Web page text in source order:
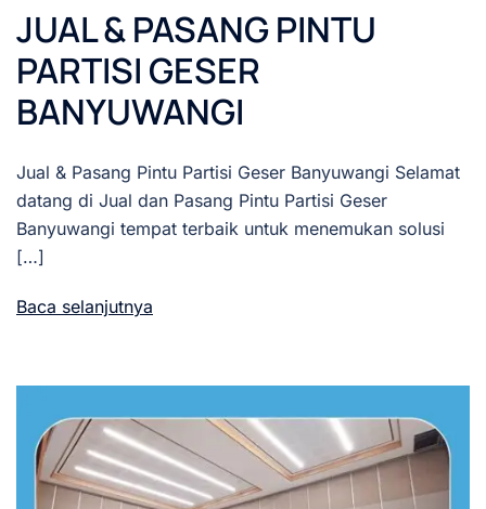
JUAL & PASANG PINTU
PARTISI GESER
BANYUWANGI
Jual & Pasang Pintu Partisi Geser Banyuwangi Selamat
datang di Jual dan Pasang Pintu Partisi Geser
Banyuwangi tempat terbaik untuk menemukan solusi
[…]
Baca selanjutnya